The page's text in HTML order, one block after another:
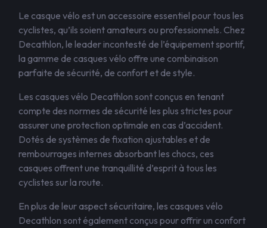
Le casque vélo est un accessoire essentiel pour tous les
cyclistes, qu’ils soient amateurs ou professionnels. Chez
Decathlon, le leader incontesté de l’équipement sportif,
la gamme de casques vélo offre une combinaison
parfaite de sécurité, de confort et de style.
Les casques vélo Decathlon sont conçus en tenant
compte des normes de sécurité les plus strictes pour
assurer une protection optimale en cas d’accident.
Dotés de systèmes de fixation ajustables et de
rembourrages internes absorbant les chocs, ces
casques offrent une tranquillité d’esprit à tous les
cyclistes sur la route.
En plus de leur aspect sécuritaire, les casques vélo
Decathlon sont également conçus pour offrir un confort